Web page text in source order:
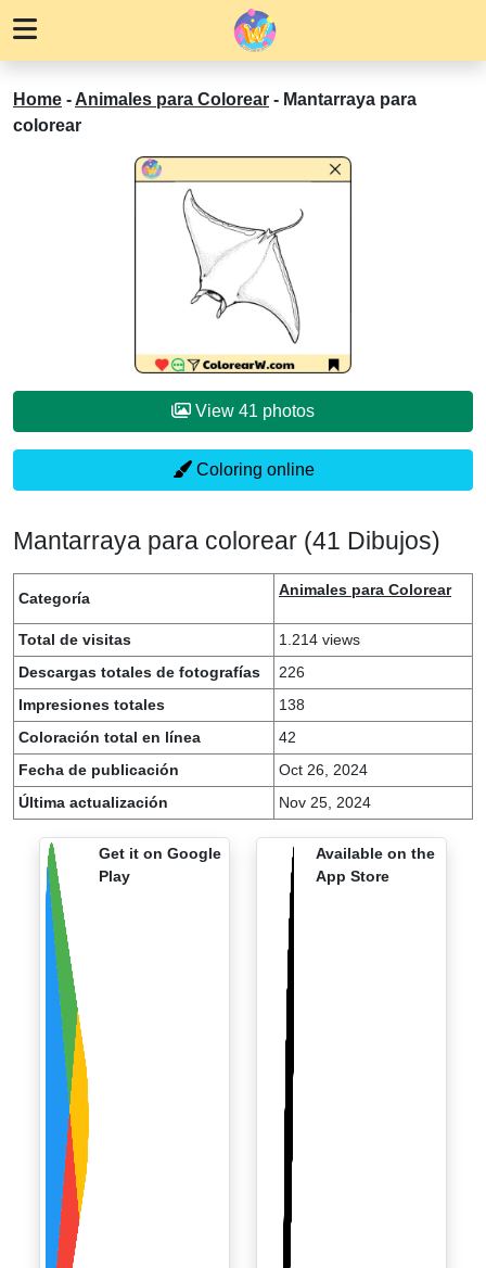
Home - Animales para Colorear - Mantarraya para
colorear
View 41 photos
Coloring online
Mantarraya para colorear (41 Dibujos)
Categoría Animales para Colorear
Total de visitas
1.214 views
Descargas totales de fotografías
226
Impresiones totales
138
Coloración total en línea
42
Fecha de publicación
Oct 26, 2024
Última actualización
Nov 25, 2024
Get it on Google
Play
Available on the
App Store